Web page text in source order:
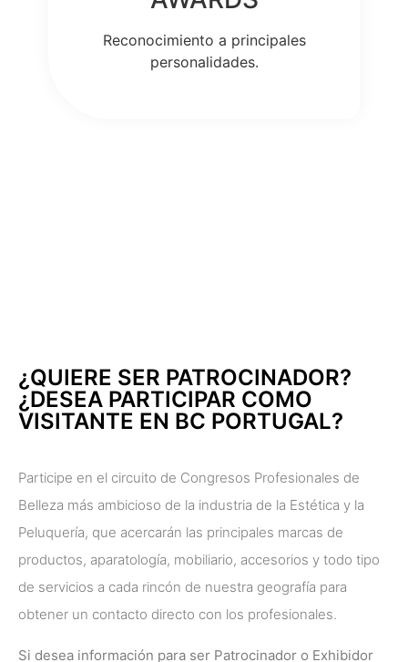
Reconocimiento a principales
personalidades.
¿QUIERE SER PATROCINADOR?
¿DESEA PARTICIPAR COMO
VISITANTE EN BC PORTUGAL?
Participe en el circuito de Congresos Profesionales de
Belleza más ambicioso de la industria de la Estética y la
Peluquería, que acercarán las principales marcas de
productos, aparatología, mobiliario, accesorios y todo tipo
de servicios a cada rincón de nuestra geografía para
obtener un contacto directo con los profesionales.
Si desea información para ser Patrocinador o Exhibidor